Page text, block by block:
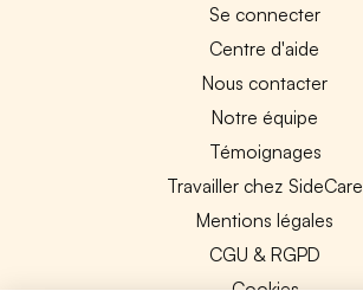
Se connecter
Centre d'aide
Nous contacter
Notre équipe
Témoignages
Travailler chez SideCare
Mentions légales
CGU & RGPD
Cookies